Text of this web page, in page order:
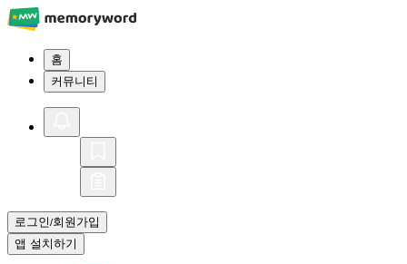
홈
커뮤니티
로그인/회원가입
앱 설치하기